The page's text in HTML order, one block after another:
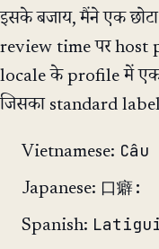
इसके बजाय, मैंने एक
review time पर host
locale के profile में
जिसका standard
Vietnamese:
Japanese: 口癖:
Spanish: